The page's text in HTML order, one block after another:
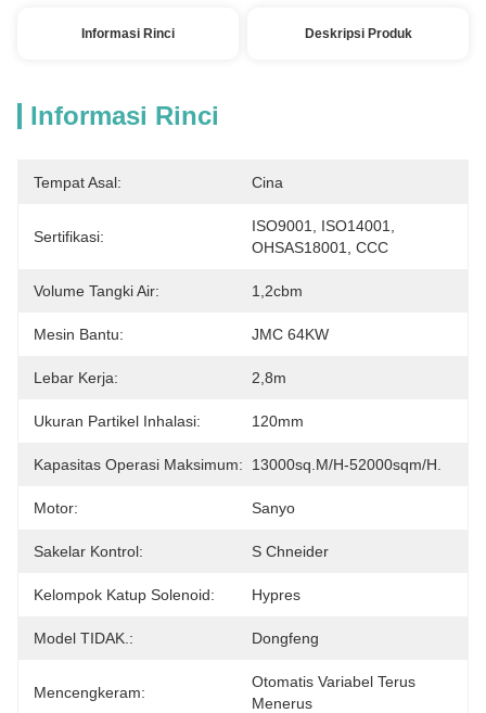
Informasi Rinci Deskripsi Produk
Informasi Rinci
Tempat Asal: Cina
Sertifikasi:
ISO9001, ISO14001,
OHSAS18001, CCC
Volume Tangki Air: 1,2cbm
Mesin Bantu: JMC 64KW
Lebar Kerja: 2,8m
Ukuran Partikel Inhalasi: 120mm
Kapasitas Operasi Maksimum: 13000sq.m/H-52000sqm/H.
Motor: Sanyo
Sakelar Kontrol: S Chneider
Kelompok Katup Solenoid: Hypres
Model TIDAK.: Dongfeng
Mencengkeram:
Otomatis Variabel Terus
Menerus